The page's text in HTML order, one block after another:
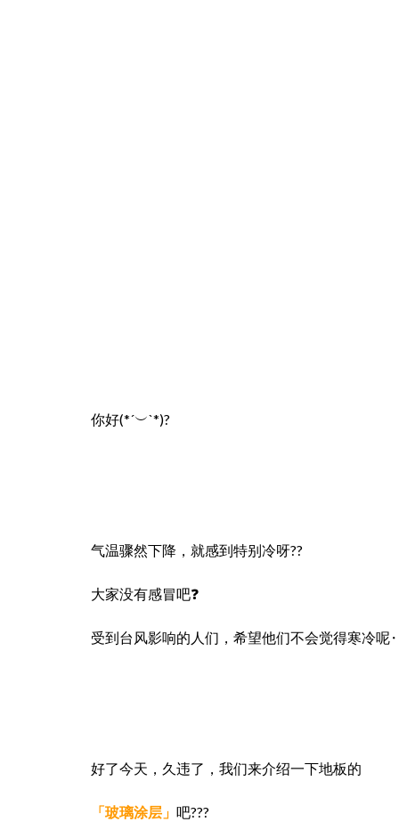
你好(*´︶`*)?
气温骤然下降，就感到特别冷呀??
大家没有感冒吧❓
受到台风影响的人们，希望他们不会觉得寒冷
好了今天，久违了，我们来介绍一下地板的
「玻璃涂层」 吧?‍??